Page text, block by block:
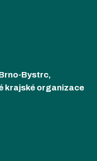
Bystrc,
krajské organizace